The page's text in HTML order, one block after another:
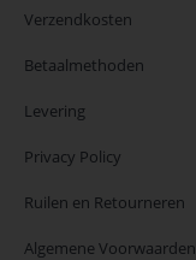
Verzendkosten
Betaalmethoden
Levering
Privacy Policy
Ruilen en Retourneren
Algemene Voorwaarden